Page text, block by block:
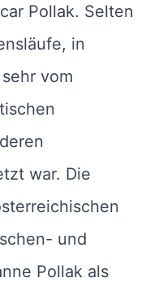
Pollak. Selten
in
vom
war. Die
und
Pollak als